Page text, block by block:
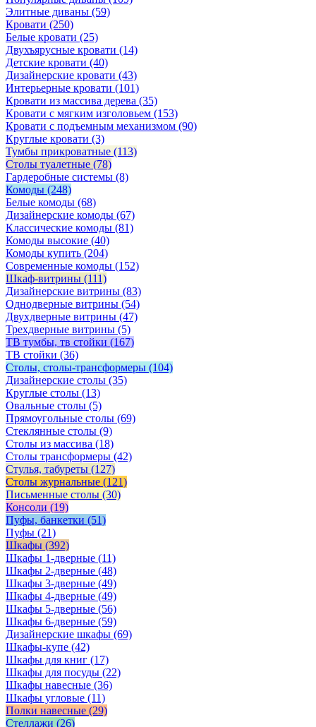
Элитные диваны (59)
Кровати (250)
Белые кровати (25)
Двухъярусные кровати (14)
Детские кровати (40)
Дизайнерские кровати (43)
Интерьерные кровати (101)
Кровати из массива дерева (35)
Кровати с мягким изголовьем (153)
Кровати с подъемным механизмом (90)
Круглые кровати (3)
Тумбы прикроватные (113)
Столы туалетные (78)
Гардеробные системы (8)
Комоды (248)
Белые комоды (68)
Дизайнерские комоды (67)
Классические комоды (81)
Комоды высокие (40)
Комоды купить (204)
Современные комоды (152)
Шкаф-витрины (111)
Дизайнерские витрины (83)
Однодверные витрины (54)
Двухдверные витрины (47)
Трехдверные витрины (5)
ТВ тумбы, тв стойки (167)
ТВ стойки (36)
Столы, столы-трансформеры (104)
Дизайнерские столы (35)
Круглые столы (13)
Овальные столы (5)
Прямоугольные столы (69)
Стеклянные столы (9)
Столы из массива (18)
Столы трансформеры (42)
Стулья, табуреты (127)
Столы журнальные (121)
Письменные столы (30)
Консоли (19)
Пуфы, банкетки (51)
Пуфы (21)
Шкафы (392)
Шкафы 1-дверные (11)
Шкафы 2-дверные (48)
Шкафы 3-дверные (49)
Шкафы 4-дверные (49)
Шкафы 5-дверные (56)
Шкафы 6-дверные (59)
Дизайнерские шкафы (69)
Шкафы-купе (42)
Шкафы для книг (17)
Шкафы для посуды (22)
Шкафы навесные (36)
Шкафы угловые (11)
Полки навесные (29)
Стеллажи (26)